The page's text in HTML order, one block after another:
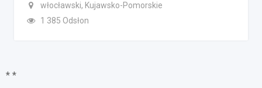
włocławski, Kujawsko-Pomorskie
1 385 Odsłon
* *